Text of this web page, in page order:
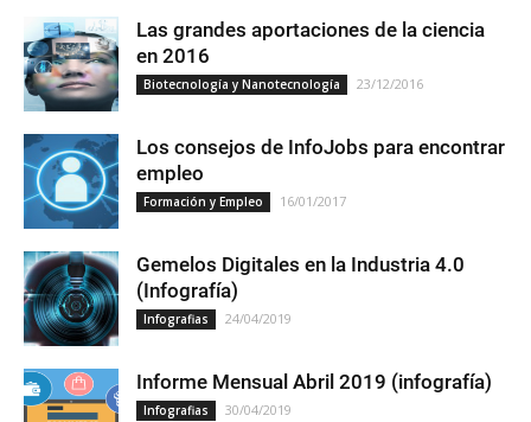
Las grandes aportaciones de la ciencia
en 2016
Biotecnología y Nanotecnología 23/12/2016
Los consejos de InfoJobs para encontrar
empleo
Formación y Empleo 16/01/2017
Gemelos Digitales en la Industria 4.0
(Infografía)
Infografias 24/04/2019
Informe Mensual Abril 2019 (infografía)
Infografias 30/04/2019